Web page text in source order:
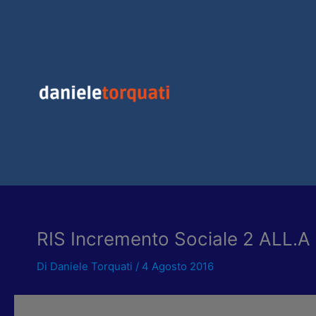
RIS Incremento Sociale 2 ALL.A
Di Daniele Torquati / 4 Agosto 2016